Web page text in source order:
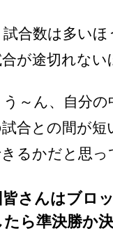
合数は多いほ
が途切れな
～ん、自分の
合との間が
るかだと思っ
皆さんはブロ
たら準決勝か